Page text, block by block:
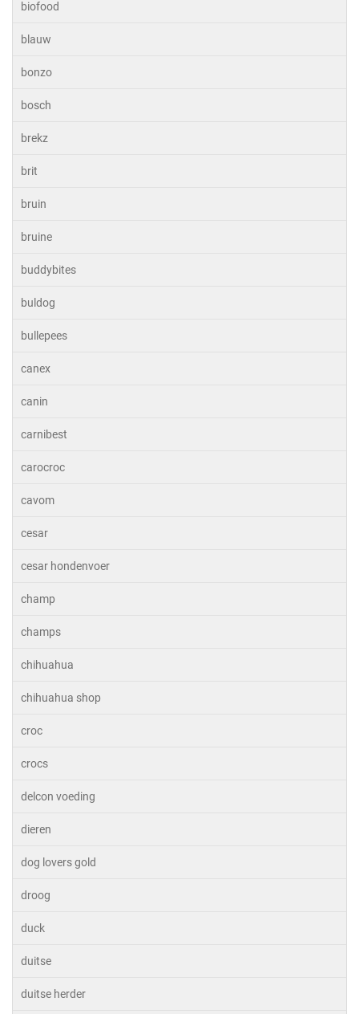
biofood
blauw
bonzo
bosch
brekz
brit
bruin
bruine
buddybites
buldog
bullepees
canex
canin
carnibest
carocroc
cavom
cesar
cesar hondenvoer
champ
champs
chihuahua
chihuahua shop
croc
crocs
delcon voeding
dieren
dog lovers gold
droog
duck
duitse
duitse herder